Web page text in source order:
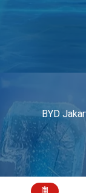
BYD